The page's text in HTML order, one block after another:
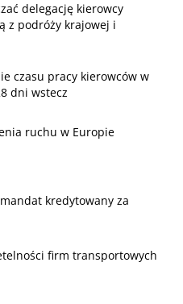
delegację kierowcy
z podróży krajowej i
czasu pracy kierowców w
dni wstecz
ruchu w Europie
kredytowany za
firm transportowych